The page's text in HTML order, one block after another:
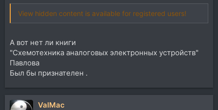
View hidden content is available for registered users!
А вот нет ли книги
"Схемотехника аналоговых электронных устройств"
Павлова
Был бы признателен .
ValMac